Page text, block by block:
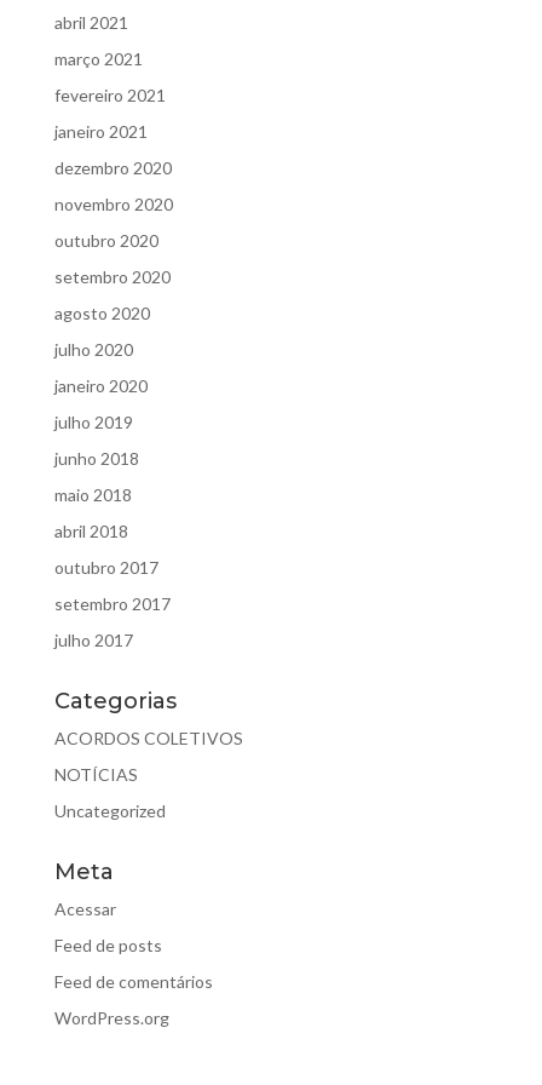
abril 2021
março 2021
fevereiro 2021
janeiro 2021
dezembro 2020
novembro 2020
outubro 2020
setembro 2020
agosto 2020
julho 2020
janeiro 2020
julho 2019
junho 2018
maio 2018
abril 2018
outubro 2017
setembro 2017
julho 2017
Categorias
ACORDOS COLETIVOS
NOTÍCIAS
Uncategorized
Meta
Acessar
Feed de posts
Feed de comentários
WordPress.org